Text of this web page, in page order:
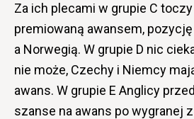
Za ich plecami w grupie C
premiowaną awansem,
a Norwegią. W grupie D nic
nie może, Czechy i Niemcy
awans. W grupie E Anglicy
szanse na awans po wygranej